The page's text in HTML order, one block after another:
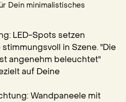
Dein minimalistisches
LED-Spots setzen
in Szene. "Die
angenehm beleuchtet"
auf Deine
Wandpaneele mit